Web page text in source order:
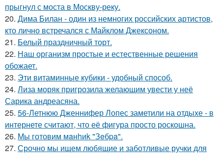
прыгнул с моста в Москву-реку.
20. Дима Билан - один из немногих российских артистов,
кто лично встречался с Майклом Джексоном.
21. Белый праздничный торт.
22. Наш организм простые и естественные решения
обожает.
23. Эти витаминные кубики - удобный способ.
24. Лиза моряк пригрозила желающим увести у неё
Сарика андреасяна.
25. 56-Летнюю Дженнифер Лопес заметили на отдыхе - в
интернете считают, что её фигура просто роскошна.
26. Мы готовим мaнhиk "Зeбpa".
27. Срочно мы ищем любящие и заботливые ручки для